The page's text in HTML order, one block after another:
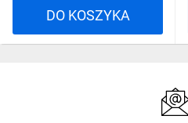
DO KOSZYKA